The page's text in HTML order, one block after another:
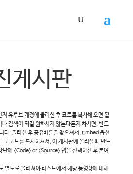
게시판
유투브 계정에 올리신 후 코트를 복사해 오면 됩
검색이 되길 원하시지 않는다든지 하시면, 반드
다. 올리신 후 공유버튼을 찾으셔서, Embed 옵션
그 코드를 복사하셔서, 이 게시판에 올리실 때 반드
단에 <Code> or <Source> 탭을 선택하신 후 붙여
도로 올리셔야 리스트에서 해당 동영상에 대해